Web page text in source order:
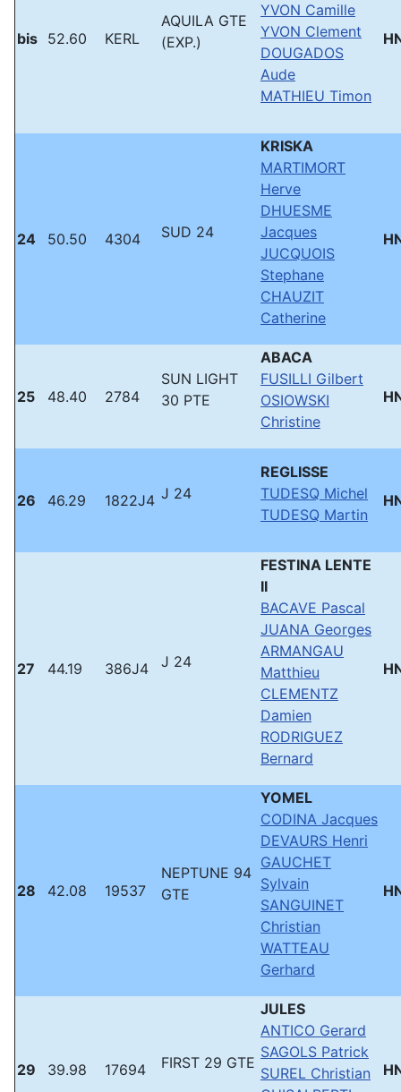
bis 52.60 KERL
AQUILA GTE
(EXP.)
YVON Camille
YVON Clement
DOUGADOS
Aude
MATHIEU Timon
24 50.50 4304 SUD 24
KRISKA
MARTIMORT
Herve
DHUESME
Jacques
JUCQUOIS
Stephane
CHAUZIT
Catherine
25 48.40 2784
SUN LIGHT
30 PTE
ABACA
FUSILLI Gilbert
OSIOWSKI
Christine
26 46.29 1822J4 J 24
REGLISSE
TUDESQ Michel
TUDESQ Martin
27 44.19 386J4 J 24
FESTINA LENTE
II
BACAVE Pascal
JUANA Georges
ARMANGAU
Matthieu
CLEMENTZ
Damien
RODRIGUEZ
Bernard
28 42.08 19537
NEPTUNE 94
GTE
YOMEL
CODINA Jacques
DEVAURS Henri
GAUCHET
Sylvain
SANGUINET
Christian
WATTEAU
Gerhard
29 39.98 17694 FIRST 29 GTE
JULES
ANTICO Gerard
SAGOLS Patrick
SUREL Christian